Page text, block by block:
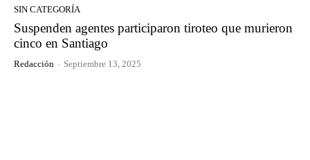
SIN CATEGORÍA
Suspenden agentes participaron tiroteo que murieron
cinco en Santiago
Redacción - Septiembre 13, 2025